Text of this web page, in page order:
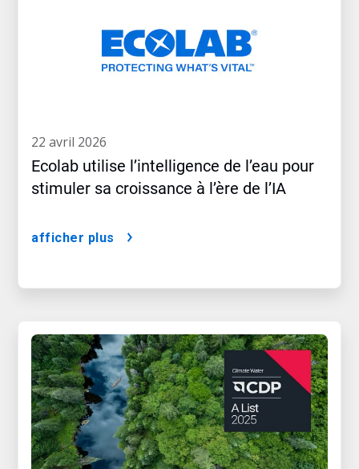
22 avril 2026
Ecolab utilise l’intelligence de l’eau pour
stimuler sa croissance à l’ère de l’IA
afficher plus